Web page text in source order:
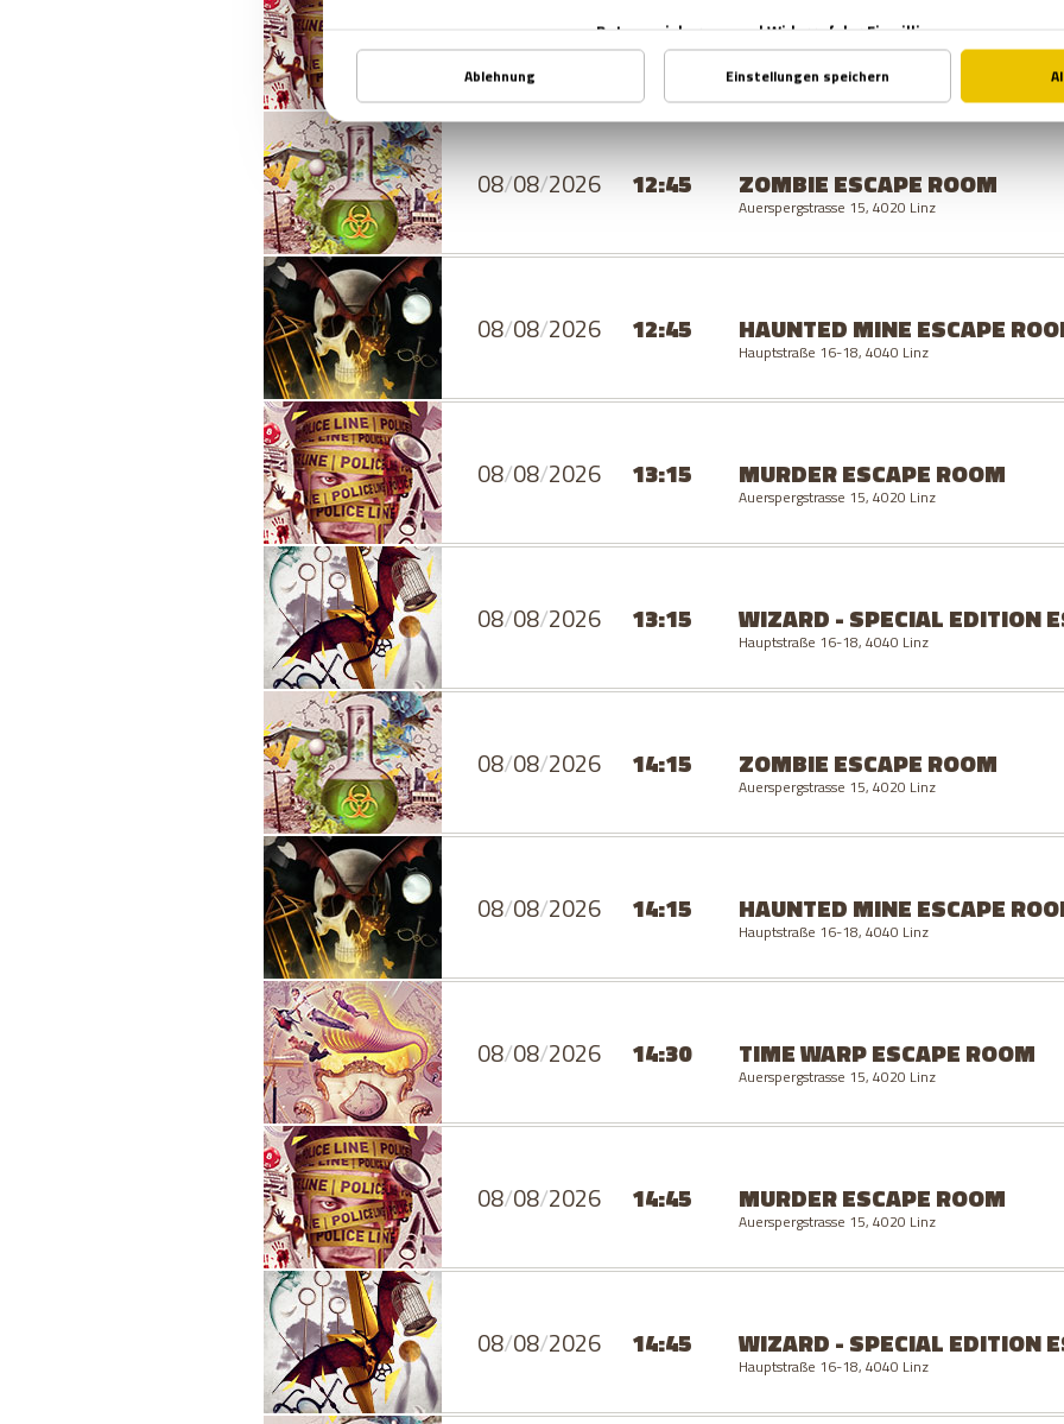
2026 11:45 MURDER ESCAPE ROOM
08/08/2026 12:45 ZOMBIEESCAPE ROOM
Auerspergstrasse 15, 4020 Linz
08/08/2026 12:45 HAUNTED MINEESCAPE
Hauptstraße 16-18, 4040 Linz
08/08/2026 13:15 MURDERESCAPE ROOM
Auerspergstrasse 15, 4020 Linz
08/08/2026 13:15 WIZARD - SPECIAL EDITION
Hauptstraße 16-18, 4040 Linz
08/08/2026 14:15 ZOMBIEESCAPE ROOM
Auerspergstrasse 15, 4020 Linz
08/08/2026 14:15 HAUNTED MINEESCAPE
Hauptstraße 16-18, 4040 Linz
08/08/2026 14:30 TIME WARPESCAPE ROOM
Auerspergstrasse 15, 4020 Linz
08/08/2026 14:45 MURDERESCAPE ROOM
Auerspergstrasse 15, 4020 Linz
08/08/2026 14:45 WIZARD - SPECIAL EDITION
Hauptstraße 16-18, 4040 Linz